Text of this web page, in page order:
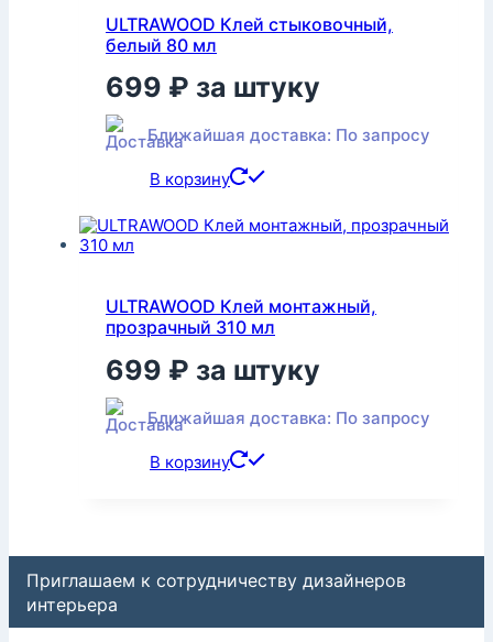
ULTRAWOOD Клей стыковочный,
белый 80 мл
699 ₽ за штуку
Ближайшая доставка: По запросу
В корзину
ULTRAWOOD Клей монтажный,
прозрачный 310 мл
699 ₽ за штуку
Ближайшая доставка: По запросу
В корзину
Приглашаем к сотрудничеству дизайнеров
интерьера